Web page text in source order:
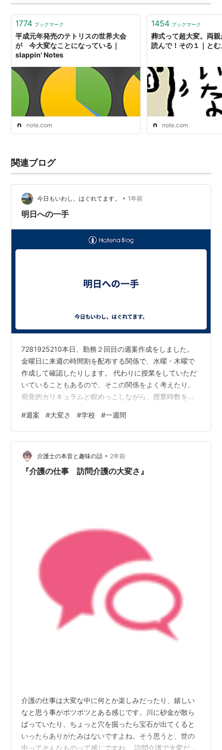
言葉で済む話じゃなかったんです。…
1774 ブックマーク
平成元年発売のテトリスの世界大会
が 今大変なことになっている｜
slappin' Notes
note.com
1454 ブックマーク
葬式って超大変。両
読んで！その１｜と
note.com
関連ブログ
今日もいわし、はぐれてます。 • 1年前
明日への一手
7281925210本日、勤務２回目の週案作成をしました。
金曜日に来週の時間割を配布する関係で、水曜・木曜で
作成して確認したりします。 代わりに授業をしていただ
いていることもあるので、そこの関係をよく考えたり。
視覚的カリキュラムと睨めっこしながら、授業時数を考
る。前回よりも２倍ほど早く作れるようになった気はし
ます。 ただ、来週は学力テストだったり検査があったり
でいろいろ授業が固定されたり複雑に入れ替わったり。
だからこそ、全学年の先生方と協力して、話し合い、時
間割を少しずついじっていく必要がある。 みんなで一緒
#週案 #大変さ #学校 #一週間
介護士の本音と趣味の話 • 2年前
『介護の仕事 訪問介護の大変さ』
介護の仕事は大変な中に何とか楽しみだったり、嬉しい
なと思う事がポツポツとある感じです。川に砂金が散ら
ばっていたり、ちょっと穴を掘ったら宝石が出てくると
いったらありがたみはないですよね。そう思うと、世の
中ってそんなものって感じですね。 訪問介護で大変だな